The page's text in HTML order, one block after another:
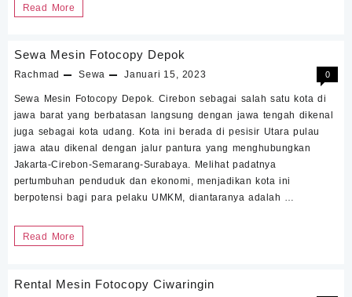
Rental
Read More
Sewa Mesin Fotocopy Depok
Rachmad Sewa Januari 15, 2023 0
Sewa Mesin Fotocopy Depok. Cirebon sebagai salah satu kota di
jawa barat yang berbatasan langsung dengan jawa tengah dikenal
juga sebagai kota udang. Kota ini berada di pesisir Utara pulau
jawa atau dikenal dengan jalur pantura yang menghubungkan
Jakarta-Cirebon-Semarang-Surabaya. Melihat padatnya
pertumbuhan penduduk dan ekonomi, menjadikan kota ini
berpotensi bagi para pelaku UMKM, diantaranya adalah …
Sewa
Read More
Rental Mesin Fotocopy Ciwaringin